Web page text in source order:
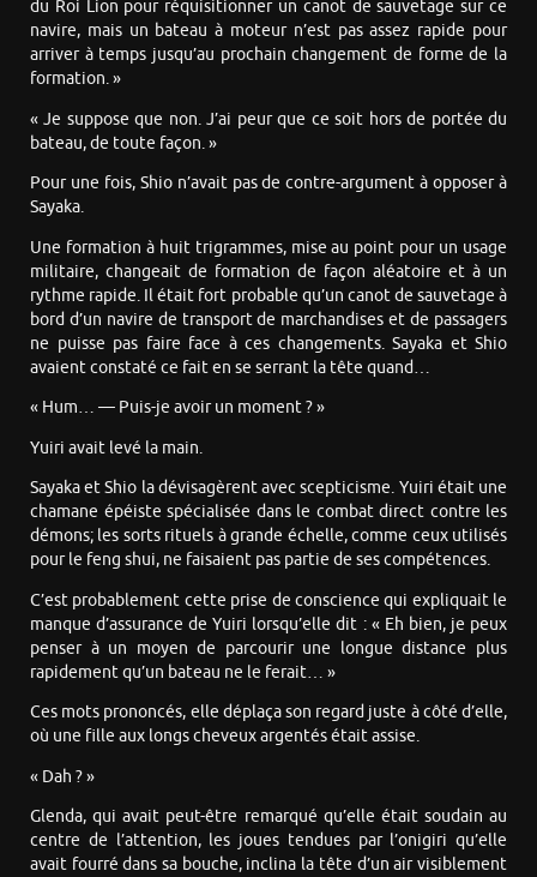
du Roi Lion pour réquisitionner un canot de sauvetage sur ce
navire, mais un bateau à moteur n’est pas assez rapide pour
arriver à temps jusqu’au prochain changement de forme de la
formation. »
« Je suppose que non. J’ai peur que ce soit hors de portée du
bateau, de toute façon. »
Pour une fois, Shio n’avait pas de contre-argument à opposer à
Sayaka.
Une formation à huit trigrammes, mise au point pour un usage
militaire, changeait de formation de façon aléatoire et à un
rythme rapide. Il était fort probable qu’un canot de sauvetage à
bord d’un navire de transport de marchandises et de passagers
ne puisse pas faire face à ces changements. Sayaka et Shio
avaient constaté ce fait en se serrant la tête quand…
« Hum… — Puis-je avoir un moment ? »
Yuiri avait levé la main.
Sayaka et Shio la dévisagèrent avec scepticisme. Yuiri était une
chamane épéiste spécialisée dans le combat direct contre les
démons; les sorts rituels à grande échelle, comme ceux utilisés
pour le feng shui, ne faisaient pas partie de ses compétences.
C’est probablement cette prise de conscience qui expliquait le
manque d’assurance de Yuiri lorsqu’elle dit : « Eh bien, je peux
penser à un moyen de parcourir une longue distance plus
rapidement qu’un bateau ne le ferait… »
Ces mots prononcés, elle déplaça son regard juste à côté d’elle,
où une fille aux longs cheveux argentés était assise.
« Dah ? »
Glenda, qui avait peut-être remarqué qu’elle était soudain au
centre de l’attention, les joues tendues par l’onigiri qu’elle
avait fourré dans sa bouche, inclina la tête d’un air visiblement